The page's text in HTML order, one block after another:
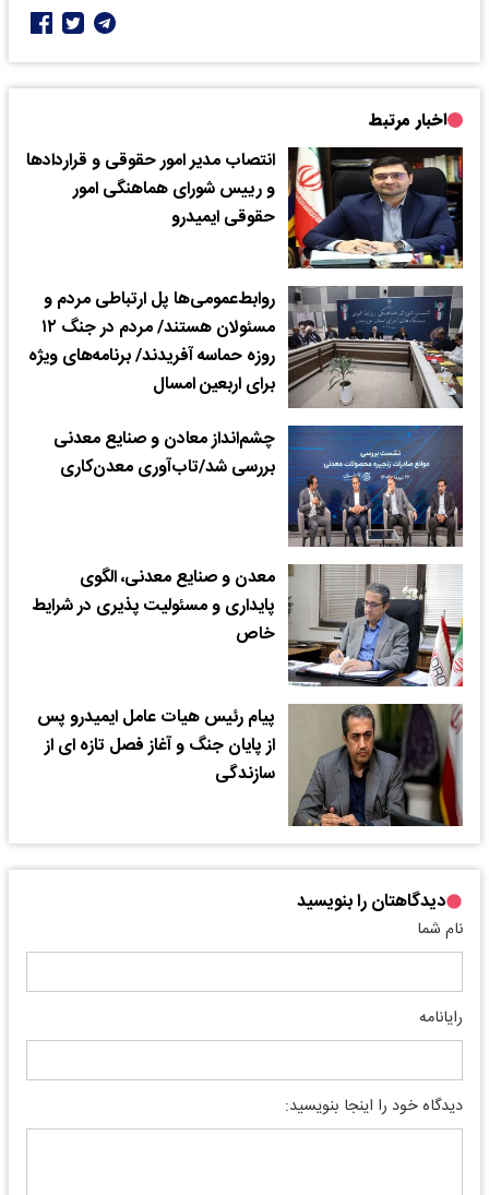
اخبار مرتبط
انتصاب مدیر امور حقوقی و قراردادها
و رییس شورای هماهنگی امور
حقوقی ایمیدرو
روابط‌عمومی‌ها پل ارتباطی مردم و
مسئولان هستند/ مردم در جنگ ۱۲
روزه حماسه آفریدند/ برنامه‌های ویژه
برای اربعین امسال
چشم‌انداز معادن و صنایع معدنی
بررسی شد/تاب‌آوری معدن‌کاری
معدن و صنایع معدنی، الگوی
پایداری و مسئولیت پذیری در شرایط
خاص
پیام رئیس هیات عامل ایمیدرو پس
از پایان جنگ و آغاز فصل تازه ای از
سازندگی
دیدگاهتان را بنویسید
نام شما
رایانامه
دیدگاه خود را اینجا بنویسید: